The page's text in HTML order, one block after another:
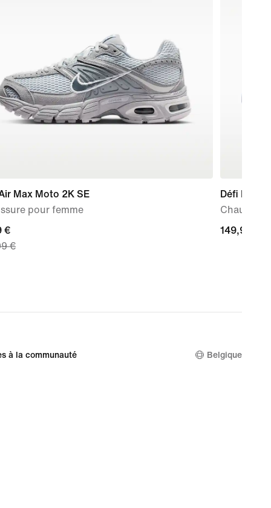
Max Moto 2K SE
pour femme
€
€
€
Défi Nike
149,99 €
149,99 €
à la communauté Belgique